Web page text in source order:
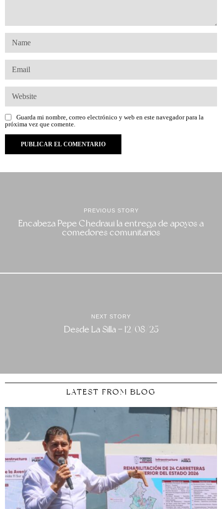
Guarda mi nombre, correo electrónico y web en este navegador para la
próxima vez que comente.
PREVIOUS STORY
Encabeza Pepe Chedraui la entrega de apoyos a
comedores comunitarios
NEXT STORY
Desde La Silla – 12/08/25
LATEST FROM BLOG